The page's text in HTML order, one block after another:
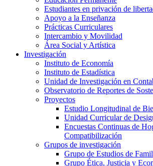
Estudiantes en privación de
Apoyo a la Enseñanza
Prácticas Curriculares
Intercambio y Movilidad
Área Social y Artística
Investigación
Instituto de Economía
Instituto de Estadística
Unidad de Investigación en
Observatorio de Reportes de
Proyectos
Estudio Longitudinal de
Unidad Curricular de
Encuestas Continuas de
Compatibilización
Grupos de investigación
Grupo de Estudios de
Grupo Ética, Justicia y